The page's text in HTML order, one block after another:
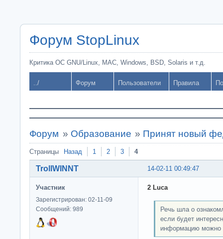
Форум StopLinux
Критика ОС GNU/Linux, MAC, Windows, BSD, Solaris и т.д.
../ Форум Пользователи Правила
Форум » Образование » Принят новый
Страницы Назад 1 2 3 4
14-02-11 00:49:47
TrollWINNT
Участник
Зарегистрирован: 02-11-09
Сообщений: 989
2 Luca
Речь шла о
если будет
информацию можно